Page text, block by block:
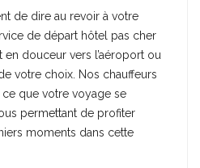
de dire au revoir à votre
de départ hôtel pas cher
en douceur vers l’aéroport ou
votre choix. Nos chauffeurs
que votre voyage se
permettant de profiter
moments dans cette